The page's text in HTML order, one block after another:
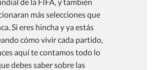
más selecciones que
Si eres hincha y ya estás
cómo vivir cada partido,
aquí te contamos todo lo
debes saber sobre las